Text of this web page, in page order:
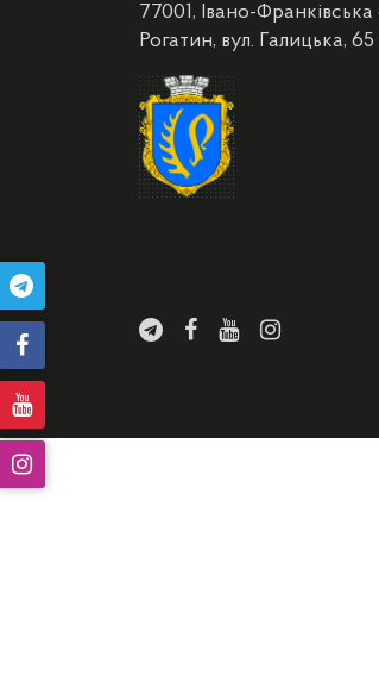
77001, Івано-Франківська
Рогатин, вул. Галицька, 65